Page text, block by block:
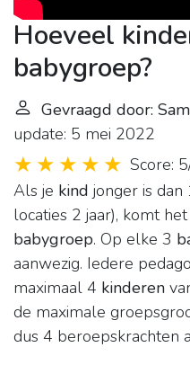
Hoeveel
babygroep?
Gevraagd door:
update: 5 mei 2022
Score:
Als je kind jonger is dan
locaties 2 jaar), komt
babygroep. Op elke 3
aanwezig. Iedere
maximaal 4 kinderen
de maximale
dus 4 beroepskrachten